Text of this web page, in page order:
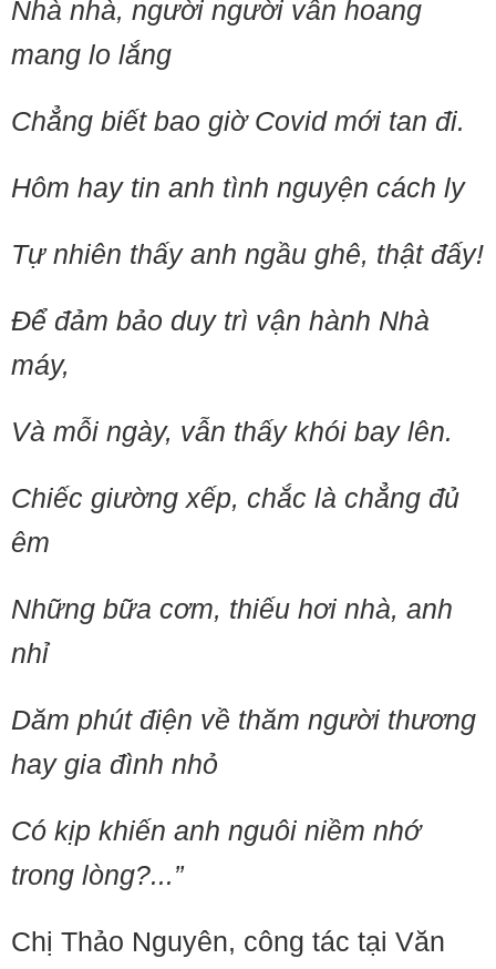
Nhà nhà, người người vẫn hoang
mang lo lắng
Chẳng biết bao giờ Covid mới tan đi.
Hôm hay tin anh tình nguyện cách ly
Tự nhiên thấy anh ngầu ghê, thật đấy!
Để đảm bảo duy trì vận hành Nhà
máy,
Và mỗi ngày, vẫn thấy khói bay lên.
Chiếc giường xếp, chắc là chẳng đủ
êm
Những bữa cơm, thiếu hơi nhà, anh
nhỉ
Dăm phút điện về thăm người thương
hay gia đình nhỏ
Có kịp khiến anh nguôi niềm nhớ
trong lòng?...”
Chị Thảo Nguyên, công tác tại Văn